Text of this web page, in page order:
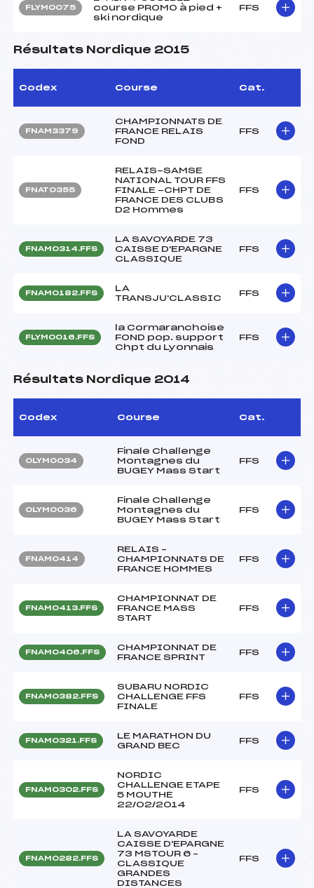
FLYM0075
course PROMO à pied +
ski nordique
FFS
Résultats Nordique 2015
Codex Course Cat.
FNAM3379
CHAMPIONNATS DE
FRANCE RELAIS
FOND
FFS
FNAT0355
RELAIS-SAMSE
NATIONAL TOUR FFS
FINALE -CHPT DE
FRANCE DES CLUBS
D2 Hommes
FFS
FNAM0314.FFS
LA SAVOYARDE 73
CAISSE D'EPARGNE
CLASSIQUE
FFS
FNAM0182.FFS
LA
TRANSJU'CLASSIC
FFS
FLYM0016.FFS
la Cormaranchoise
FOND pop. support
Chpt du Lyonnais
FFS
Résultats Nordique 2014
Codex Course Cat.
OLYM0034
Finale Challenge
Montagnes du
BUGEY Mass Start
FFS
OLYM0036
Finale Challenge
Montagnes du
BUGEY Mass Start
FFS
FNAM0414
RELAIS –
CHAMPIONNATS DE
FRANCE HOMMES
FFS
FNAM0413.FFS
CHAMPIONNAT DE
FRANCE MASS
START
FFS
FNAM0406.FFS
CHAMPIONNAT DE
FRANCE SPRINT
FFS
FNAM0382.FFS
SUBARU NORDIC
CHALLENGE FFS
FINALE
FFS
FNAM0321.FFS
LE MARATHON DU
GRAND BEC
FFS
FNAM0302.FFS
NORDIC
CHALLENGE ETAPE
5 MOUTHE
22/02/2014
FFS
FNAM0282.FFS
LA SAVOYARDE
CAISSE D'EPARGNE
73 MSTOUR 6 –
CLASSIQUE
GRANDES
DISTANCES
FFS